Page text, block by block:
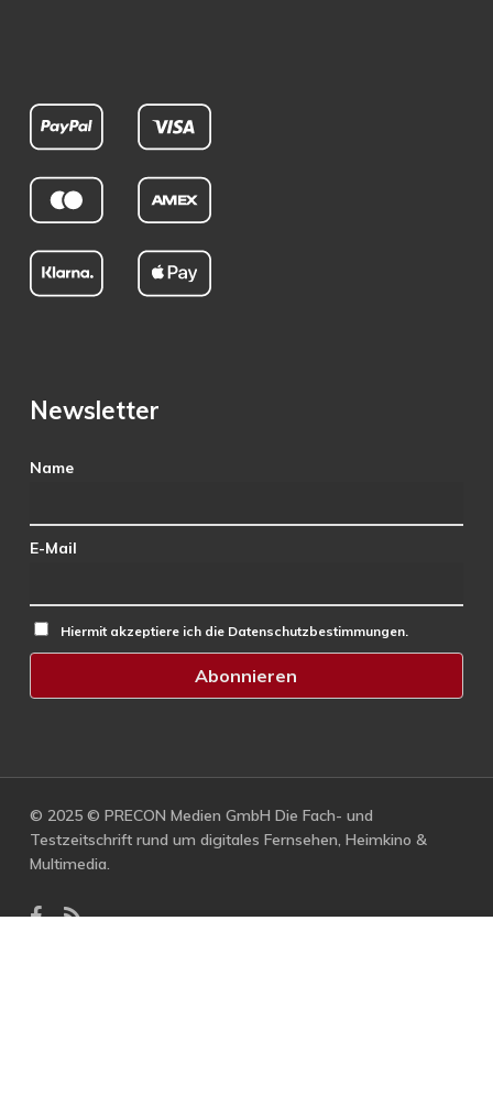
Newsletter
Name
E-Mail
Hiermit akzeptiere ich die Datenschutzbestimmungen.
© 2025 © PRECON Medien GmbH Die Fach- und
Testzeitschrift rund um digitales Fernsehen, Heimkino &
Multimedia.
facebook
RSS